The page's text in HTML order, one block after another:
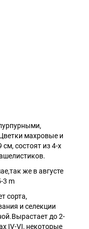
махровые и
состоят из 4-х
же в августе
3 m
сорта,
и селекции
до 2-
IV-VI, некоторые